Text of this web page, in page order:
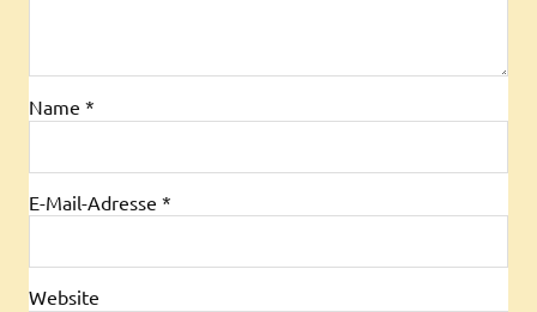
Name *
E-Mail-Adresse *
Website